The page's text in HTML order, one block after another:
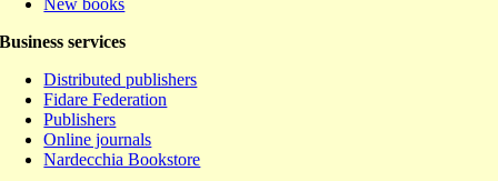
New books
Business services
Distributed publishers
Fidare Federation
Publishers
Online journals
Nardecchia Bookstore